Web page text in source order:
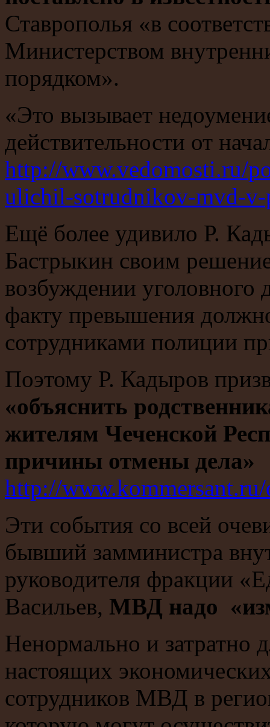
Ставрополья «в
Министерством
порядком».
«Это вызывает
действительности от
http://www.vedomosti.ru/
ulichil-sotrudnikov-mvd-
Ещё более удивило Р.
Бастрыкин своим
возбуждении уголовного
факту превышения
сотрудниками полиции
Поэтому Р. Кадыров
«объяснить
жителям Чеченской
причины отмены дела»
http://
Эти события со всей
бывший замминистра
руководителя фракции
Васильев, МВД надо
Ненормально и затратно
настоящих
сотрудников МВД в